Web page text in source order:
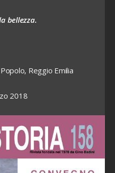
bellezza.
Reggio Emilia
2018